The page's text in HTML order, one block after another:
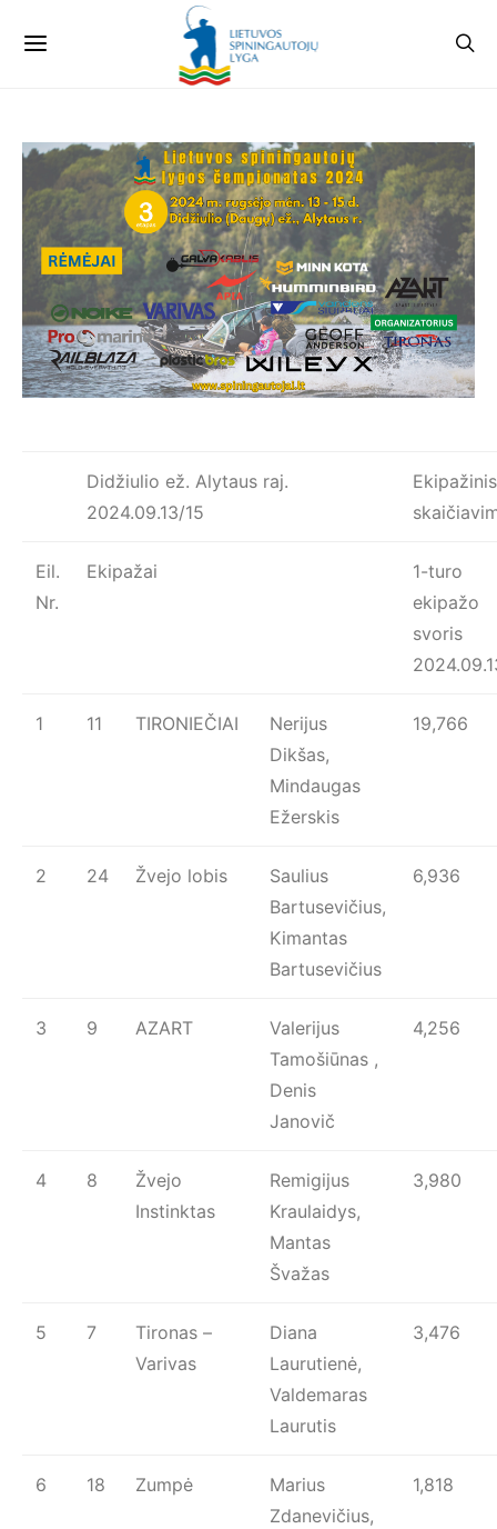
Didžiulio ež. Alytaus raj.
2024.09.13/15
Ekipažinis
Eil.
Nr.
Ekipažai
1-turo
ekipažo
svoris
1 11 TIRONIEČIAI
Nerijus
Dikšas,
Mindaugas
Ežerskis
19,766
2 24 Žvejo lobis
Saulius
Bartusevičius,
Kimantas
Bartusevičius
6,936
3 9 AZART
Valerijus
Tamošiūnas ,
Denis
Janovič
4,256
4 8
Žvejo
Instinktas
Remigijus
Kraulaidys,
Mantas
Švažas
3,980
5 7
Tironas –
Varivas
Diana
Laurutienė,
Valdemaras
Laurutis
3,476
6 18 Zumpė
Marius
Zdanevičius,
1,818